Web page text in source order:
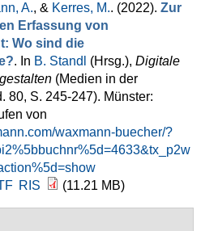
A., & Kerres, M.. (2022). Zur
Erfassung von
Wo sind die
. In B. Standl (Hrsg.), Digitale
(Medien in der
80, S. 245-247). Münster:
von
waxmann-buecher/?
RIS (11.21 MB)